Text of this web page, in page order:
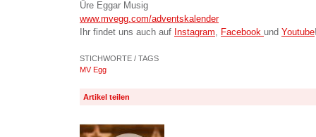
Üre Eggar Musig
www.mvegg.com/adventskalender
Ihr findet uns auch auf Instagram, Facebook und Youtube
STICHWORTE / TAGS
MV Egg
Artikel teilen